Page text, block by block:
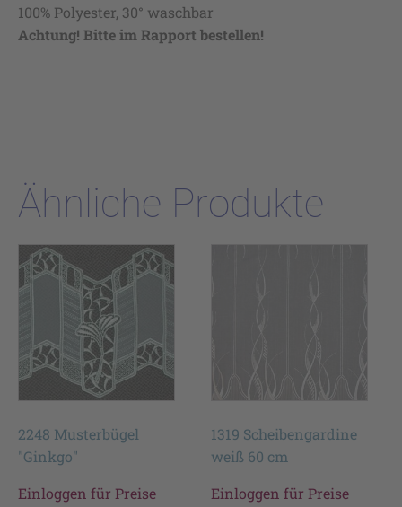
100% Polyester, 30° waschbar
Achtung! Bitte im Rapport bestellen!
Ähnliche Produkte
2248 Musterbügel
"Ginkgo"
Einloggen für Preise
1319 Scheibengardine
weiß 60 cm
Einloggen für Preise